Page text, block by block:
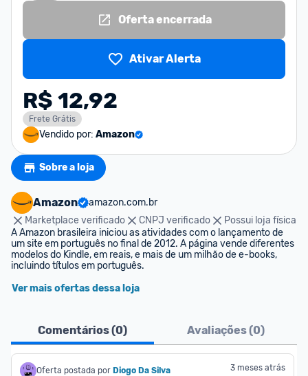
Oferta encerrada
Ativar Alerta
R$ 12,92
Frete Grátis
Vendido por: Amazon
Sobre a loja
Amazon
amazon.com.br
Marketplace verificado
CNPJ verificado
Possui loja física
A Amazon brasileira iniciou as atividades com o lançamento de
um site em português no final de 2012. A página vende diferentes
modelos do Kindle, em reais, e mais de um milhão de e-books,
incluindo títulos em português.
Ver mais ofertas dessa loja
Comentários (0) Avaliações (0)
Oferta postada por Diogo Da Silva 3 meses atrás